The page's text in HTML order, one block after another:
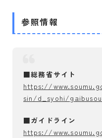
アクション
テーブルゲーム
コラム
参照情報
■総務省サイト
https://
sin/d_syohi/
■ガイドライン
https://